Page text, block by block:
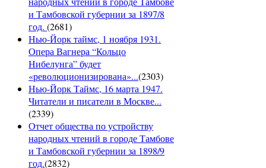
и Тамбовской губернии за 1897/8
год. (2681)
Нью-Йорк таймс, 1 ноября 1931.
Опера Вагнера “Кольцо
Нибелунга” будет
«революционизирована»...(2303)
Нью-Йорк Таймс, 16 марта 1947.
Читатели и писатели в Москве...
(2339)
Отчет общества по устройству
народных чтений в городе Тамбове
и Тамбовской губернии за 1898/9
год.(2832)